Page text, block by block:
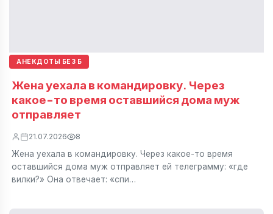
АНЕКДОТЫ БЕЗ Б
Жена уехала в командировку. Через
какое-то время оставшийся дома муж
отправляет
21.07.2026 8
Жена уехала в командировку. Через какое-то время
оставшийся дома муж отправляет ей телеграмму: «где
вилки?» Она отвечает: «спи…